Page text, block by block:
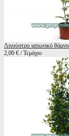
Λιγούστρο ιαπωνικό
2,00 € / Τεμάχιο